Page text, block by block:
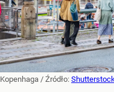
Kopenhaga / Źródło: Shutterstock